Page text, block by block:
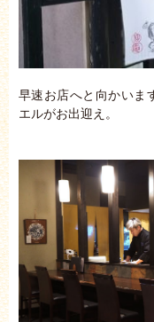
早速お店へと向かいま
エルがお出迎え。